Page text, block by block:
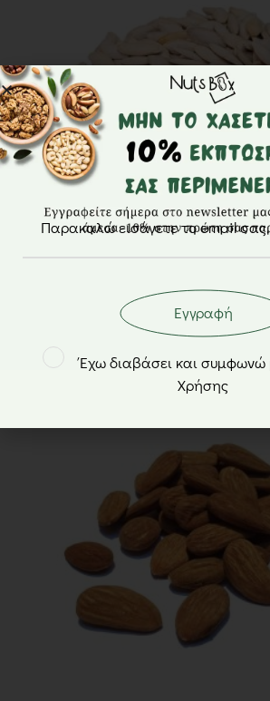
Πασατέμπος αλατισμένος
από1,40€
Εγγραφή
Έχω διαβάσει και συμφωνώ
Χρήσης